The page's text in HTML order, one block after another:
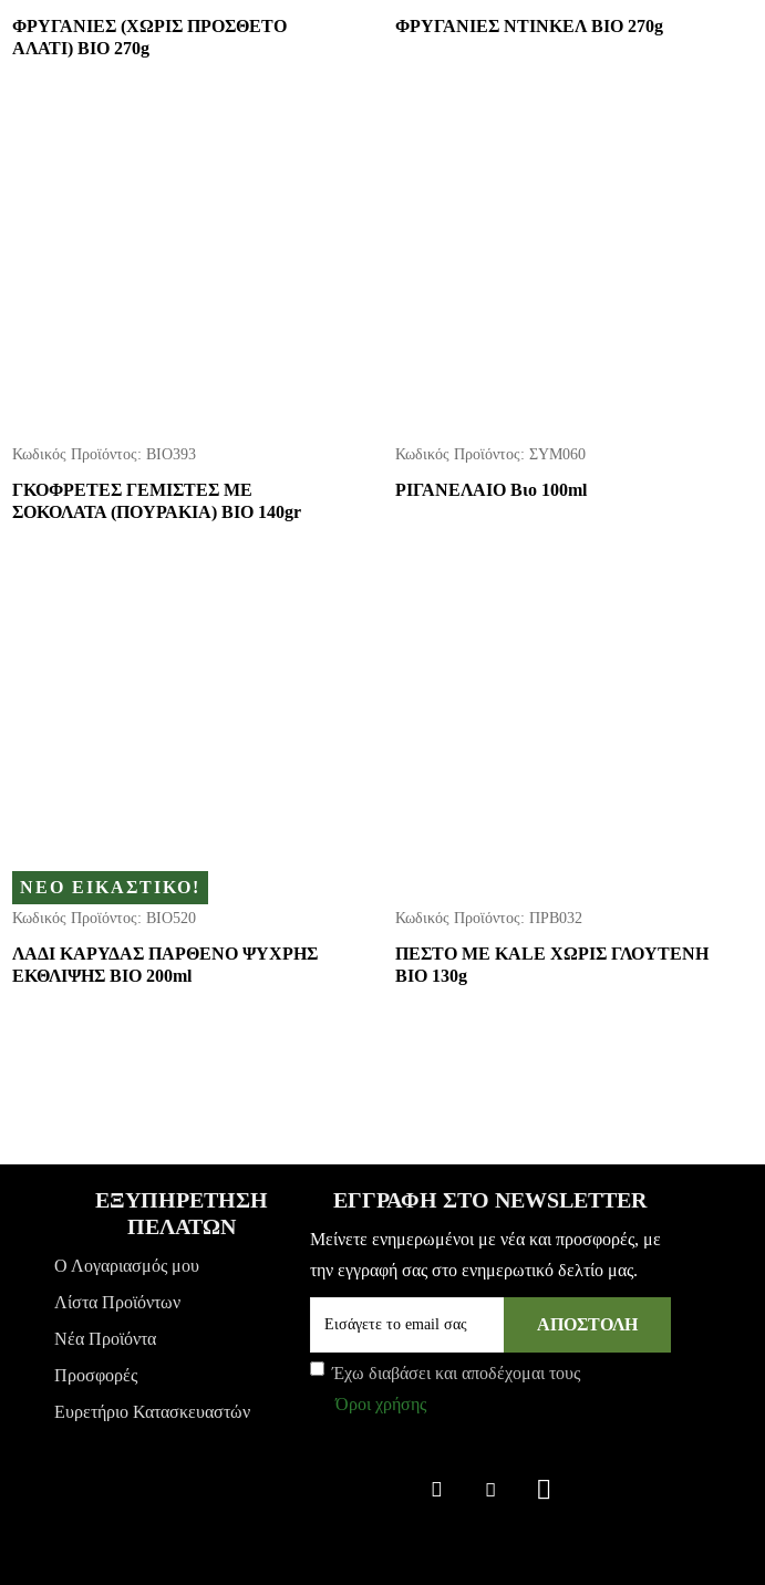
ΦΡΥΓΑΝΙΕΣ (ΧΩΡΙΣ ΠΡΟΣΘΕΤΟ
ΑΛΑΤΙ) ΒΙΟ 270g
ΦΡΥΓΑΝΙΕΣ ΝΤΙΝΚΕΛ ΒΙΟ 270g
Κωδικός Προϊόντος: ΒΙΟ393
ΓΚΟΦΡΕΤΕΣ ΓΕΜΙΣΤΕΣ ΜΕ
ΣΟΚΟΛΑΤΑ (ΠΟΥΡΑΚΙΑ) ΒΙΟ 140gr
Κωδικός Προϊόντος: ΣΥΜ060
ΡΙΓΑΝΕΛΑΙΟ Βιο 100ml
ΝΕΟ ΕΙΚΑΣΤΙΚΟ!
Κωδικός Προϊόντος: ΒΙΟ520
ΛΑΔΙ ΚΑΡΥΔΑΣ ΠΑΡΘΕΝΟ ΨΥΧΡΗΣ
ΕΚΘΛΙΨΗΣ ΒΙΟ 200ml
Κωδικός Προϊόντος: ΠΡΒ032
ΠΕΣΤΟ ΜΕ KALE ΧΩΡΙΣ ΓΛΟΥΤΕΝΗ
ΒΙΟ 130g
ΕΞΥΠΗΡΕΤΗΣΗ
ΠΕΛΑΤΩΝ
Ο Λογαριασμός μου
Λίστα Προϊόντων
Νέα Προϊόντα
Προσφορές
Ευρετήριο Κατασκευαστών
ΕΓΓΡΑΦΉ ΣΤΟ NEWSLETTER
Μείνετε ενημερωμένοι με νέα και προσφορές, με
την εγγραφή σας στο ενημερωτικό δελτίο μας.
ΑΠΟΣΤΟΛΗ
Έχω διαβάσει και αποδέχομαι τους
Όροι χρήσης